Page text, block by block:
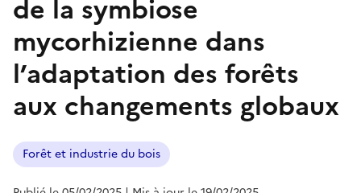
de la symbiose
mycorhizienne dans
l’adaptation des forêts
aux changements globaux
Forêt et industrie du bois